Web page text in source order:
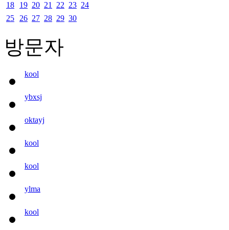
18
19 20 21 22 23 24
25
26 27 28 29 30
방문자
kool
ybxsj
oktayj
kool
kool
ylma
kool